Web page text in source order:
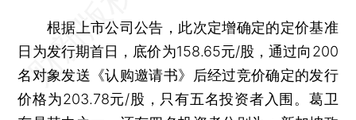
根据上市公司公告，此次定增确定的定价基准
日为发行期首日，底价为158.65元/股，通过向200
名对象发送《认购邀请书》后经过竞价确定的发行
价格为203.78元/股，只有五名投资者入围。葛卫